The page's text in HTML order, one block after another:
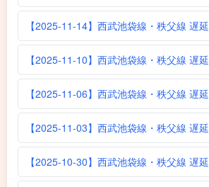
【2025-11-14】西武池袋線・秩父線 遅延
【2025-11-10】西武池袋線・秩父線 遅延
【2025-11-06】西武池袋線・秩父線 遅延
【2025-11-03】西武池袋線・秩父線 遅延
【2025-10-30】西武池袋線・秩父線 遅延